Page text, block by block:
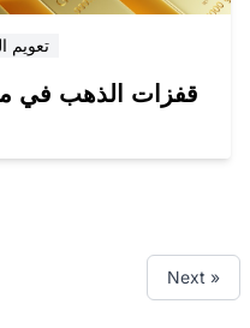
#تعويم
Next »